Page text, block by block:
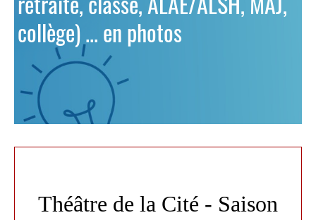
collège) ... en photos
Théâtre de la Cité - Saison